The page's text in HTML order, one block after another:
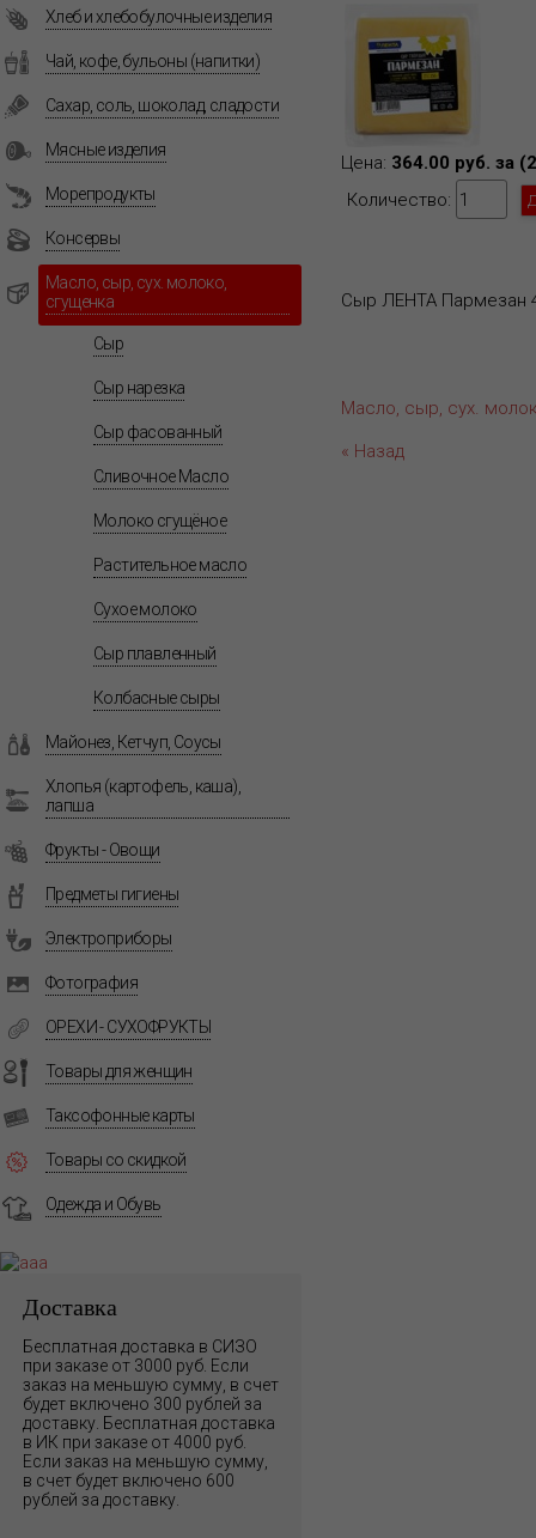
Хлеб и хлебобулочные изделия
Чай, кофе, бульоны (напитки)
Сахар, соль, шоколад, сладости
Мясные изделия
Морепродукты
Консервы
Масло, сыр, сух. молоко,
сгущенка
Сыр
Сыр нарезка
Сыр фасованный
Сливочное Масло
Молоко сгущёное
Растительное масло
Сухое молоко
Сыр плавленный
Колбасные сыры
Майонез, Кетчуп, Соусы
Хлопья (картофель, каша),
лапша
Фрукты - Овощи
Предметы гигиены
Электроприборы
Фотография
ОРЕХИ - СУХОФРУКТЫ
Товары для женщин
Таксофонные карты
Товары со скидкой
Одежда и Обувь
Доставка
Бесплатная доставка в СИЗО
при заказе от 3000 руб. Если
заказ на меньшую сумму, в счет
будет включено 300 рублей за
доставку. Бесплатная доставка
в ИК при заказе от 4000 руб.
Если заказ на меньшую сумму,
в счет будет включено 600
рублей за доставку.
Цена: 364.00 руб. за
Количество:
Сыр ЛЕНТА Пармезан
Масло, сыр, сух.
« Назад